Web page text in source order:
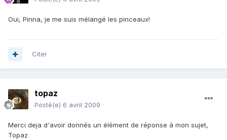
Oui, Pinna, je me suis mélangé les pinceaux!
Citer
topaz
Posté(e) 6 avril 2009
Merci deja d'avoir donnés un élément de réponse à mon sujet,
Topaz